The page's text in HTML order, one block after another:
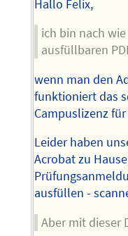
Hallo Felix,
ich bin nach
ausfüllbaren
wenn man den
funktioniert das
Campuslizenz
Leider haben
Acrobat zu
ausfüllen -
Aber mit dieser